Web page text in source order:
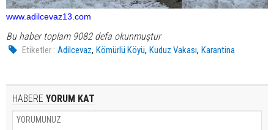
www.adilcevaz13.com
Bu haber toplam 9082 defa okunmuştur
Etiketler : Adilcevaz,Kömürlü Köyü,Kuduz Vakası,Karantina
HABERE YORUM KAT